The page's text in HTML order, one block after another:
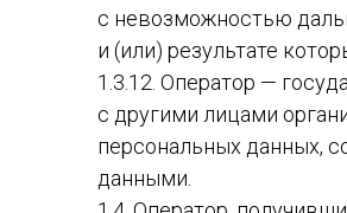
с невозможностью
и (или) результате
1.3.12. Оператор —
с другими лицами
персональных данных,
данными.